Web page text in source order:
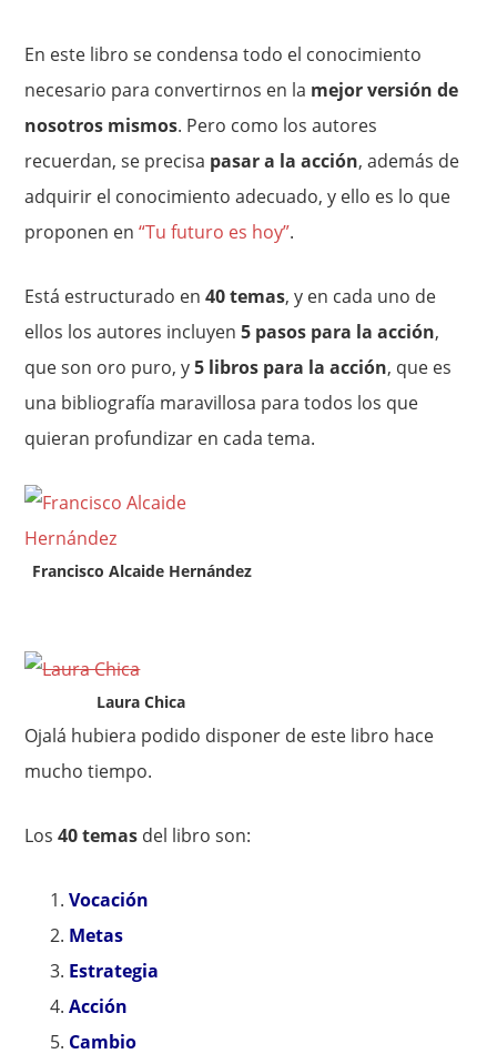
En este libro se condensa todo el conocimiento
necesario para convertirnos en la mejor versión de
nosotros mismos. Pero como los autores
recuerdan, se precisa pasar a la acción, además de
adquirir el conocimiento adecuado, y ello es lo que
proponen en“Tu futuro es hoy”.
Está estructurado en40 temas, y en cada uno de
ellos los autores incluyen5 pasos para la acción,
que son oro puro, y5 libros para la acción, que es
una bibliografía maravillosa para todos los que
quieran profundizar en cada tema.
Francisco Alcaide Hernández
Laura Chica
Ojalá hubiera podido disponer de este libro hace
mucho tiempo.
Los40 temas del libro son:
Vocación
Metas
Estrategia
Acción
Cambio